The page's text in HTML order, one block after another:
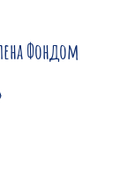
Фондом